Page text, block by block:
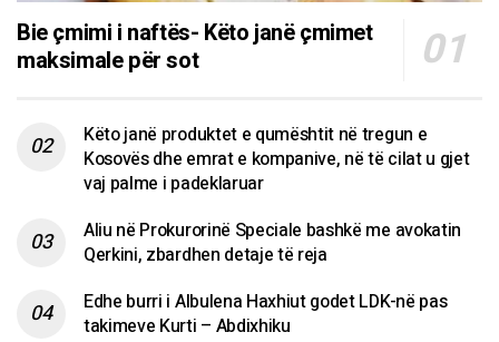
Bie çmimi i naftës- Këto janë çmimet
maksimale për sot
Këto janë produktet e qumështit në tregun e
Kosovës dhe emrat e kompanive, në të cilat u gjet
vaj palme i padeklaruar
Aliu në Prokurorinë Speciale bashkë me avokatin
Qerkini, zbardhen detaje të reja
Edhe burri i Albulena Haxhiut godet LDK-në pas
takimeve Kurti – Abdixhiku